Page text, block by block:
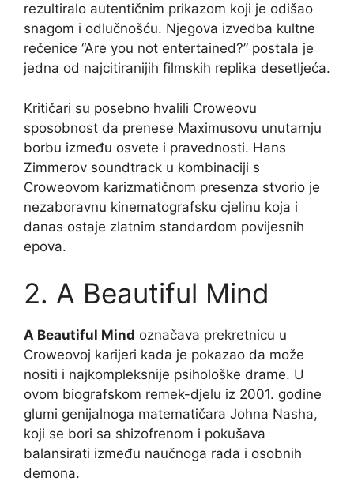
rezultiralo autentičnim prikazom koji je odišao
snagom i odlučnošću. Njegova izvedba kultne
rečenice “Are you not entertained?” postala je
jedna od najcitiranijih filmskih replika desetljeća.
Kritičari su posebno hvalili Croweovu
sposobnost da prenese Maximusovu unutarnju
borbu između osvete i pravednosti. Hans
Zimmerov soundtrack u kombinaciji s
Croweovom karizmatičnom presenza stvorio je
nezaboravnu kinematografsku cjelinu koja i
danas ostaje zlatnim standardom povijesnih
epova.
2. A Beautiful Mind
A Beautiful Mind označava prekretnicu u
Croweovoj karijeri kada je pokazao da može
nositi i najkompleksnije psihološke drame. U
ovom biografskom remek-djelu iz 2001. godine
glumi genijalnoga matematičara Johna Nasha,
koji se bori sa shizofrenom i pokušava
balansirati između naučnoga rada i osobnih
demona.